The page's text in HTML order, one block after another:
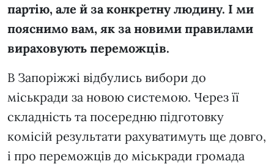
партію, але й за конкретну людину. І ми
пояснимо вам, як за новими правилами
вираховують переможців.
В Запоріжжі відбулись вибори до
міськради за новою системою. Через її
складність та посередню підготовку
комісій результати рахуватимуть ще довго,
і про переможців до міськради громада